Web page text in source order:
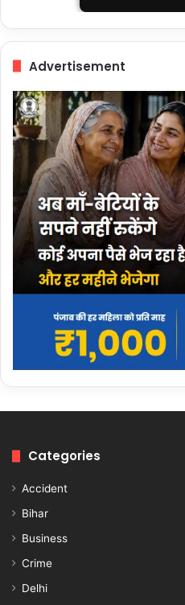
Advertisement
Categories
Accident
Bihar
Business
Crime
Delhi